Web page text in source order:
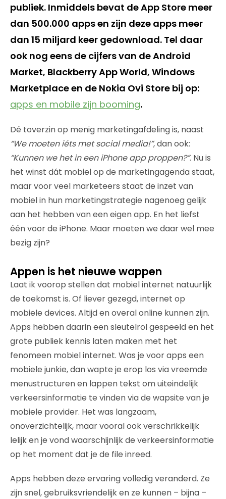
publiek. Inmiddels bevat de App Store meer
dan 500.000 apps en zijn deze apps meer
dan 15 miljard keer gedownload. Tel daar
ook nog eens de cijfers van de Android
Market, Blackberry App World, Windows
Marketplace en de Nokia Ovi Store bij op:
apps en mobile zijn booming.
Dé toverzin op menig marketingafdeling is, naast
“We moeten iéts met social media!”, dan ook:
“Kunnen we het in een iPhone app proppen?”. Nu is
het winst dát mobiel op de marketingagenda staat,
maar voor veel marketeers staat de inzet van
mobiel in hun marketingstrategie nagenoeg gelijk
aan het hebben van een eigen app. En het liefst
één voor de iPhone. Maar moeten we daar wel mee
bezig zijn?
Appen is het nieuwe wappen
Laat ik voorop stellen dat mobiel internet natuurlijk
de toekomst is. Of liever gezegd, internet op
mobiele devices. Altijd en overal online kunnen zijn.
Apps hebben daarin een sleutelrol gespeeld en het
grote publiek kennis laten maken met het
fenomeen mobiel internet. Was je voor apps een
mobiele junkie, dan wapte je erop los via vreemde
menustructuren en lappen tekst om uiteindelijk
verkeersinformatie te vinden via de wapsite van je
mobiele provider. Het was langzaam,
onoverzichtelijk, maar vooral ook verschrikkelijk
lelijk en je vond waarschijnlijk de verkeersinformatie
op het moment dat je de file inreed.
Apps hebben deze ervaring volledig veranderd. Ze
zijn snel, gebruiksvriendelijk en ze kunnen – bijna –